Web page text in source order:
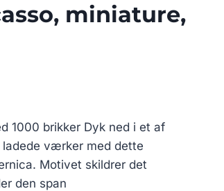
miniature,
1000 brikker Dyk ned i et af
værker med dette
Motivet skildrer det
den span